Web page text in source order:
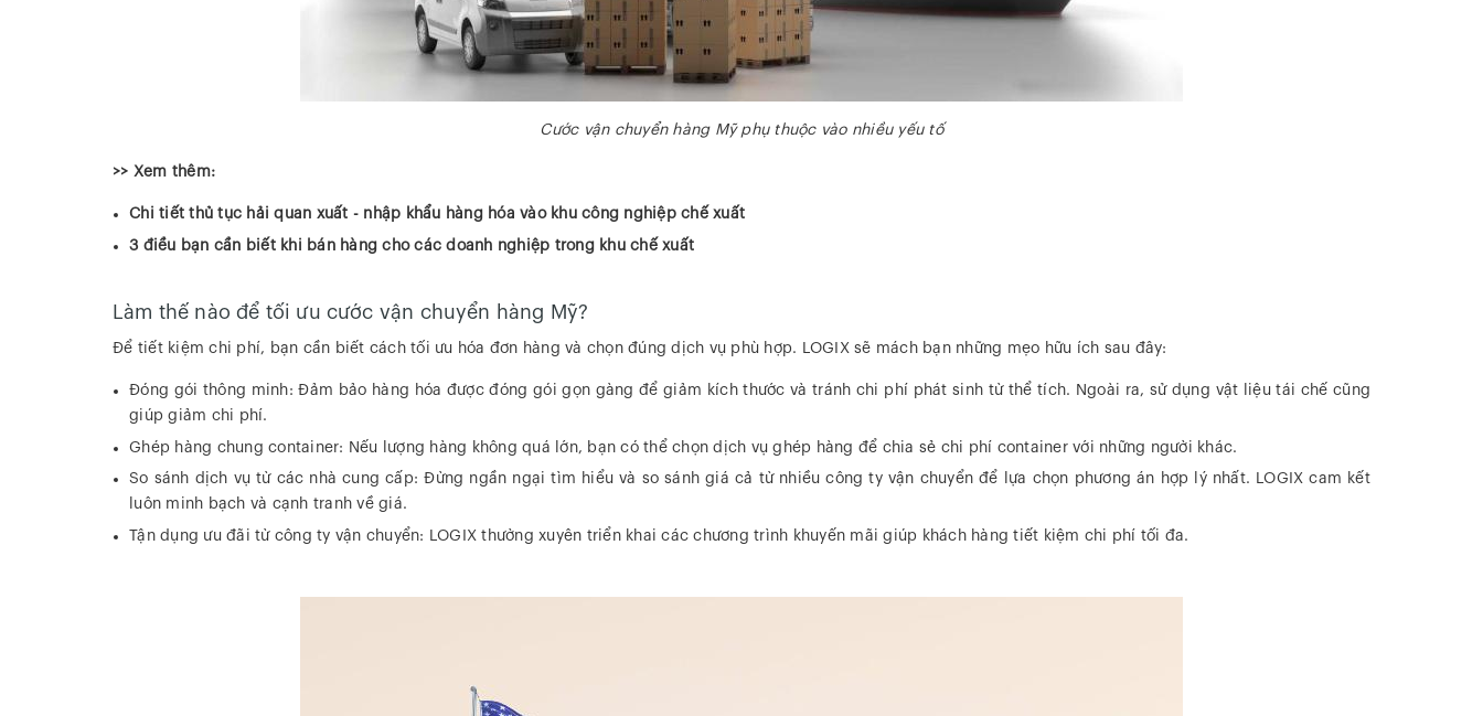
Cước vận chuyển hàng Mỹ phụ thuộc vào nhiều yếu tố
>> Xem thêm:
Chi tiết thủ tục hải quan xuất - nhập khẩu hàng hóa vào khu công nghiệp chế xuất
3 điều bạn cần biết khi bán hàng cho các doanh nghiệp trong khu chế xuất
Làm thế nào để tối ưu cước vận chuyển hàng Mỹ?
Để tiết kiệm chi phí, bạn cần biết cách tối ưu hóa đơn hàng và chọn đúng dịch vụ phù hợp. LOGIX sẽ mách bạn những mẹo hữu ích sau đây:
Đóng gói thông minh: Đảm bảo hàng hóa được đóng gói gọn gàng để giảm kích thước và tránh chi phí phát sinh từ thể tích. Ngoài ra, sử dụng vật liệu tái chế cũng
giúp giảm chi phí.
Ghép hàng chung container: Nếu lượng hàng không quá lớn, bạn có thể chọn dịch vụ ghép hàng để chia sẻ chi phí container với những người khác.
So sánh dịch vụ từ các nhà cung cấp: Đừng ngần ngại tìm hiểu và so sánh giá cả từ nhiều công ty vận chuyển để lựa chọn phương án hợp lý nhất. LOGIX cam kết
luôn minh bạch và cạnh tranh về giá.
Tận dụng ưu đãi từ công ty vận chuyển: LOGIX thường xuyên triển khai các chương trình khuyến mãi giúp khách hàng tiết kiệm chi phí tối đa.